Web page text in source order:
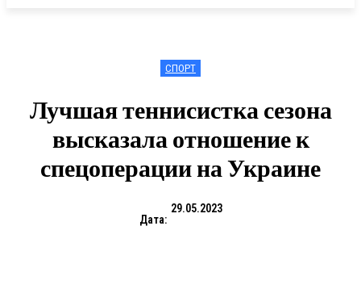
СПОРТ
Лучшая теннисистка сезона
высказала отношение к
спецоперации на Украине
Дата:
29.05.2023